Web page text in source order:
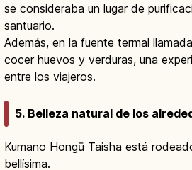
se consideraba un lugar de
santuario.
Además, en la fuente termal
cocer huevos y verduras, una
entre los viajeros.
5. Belleza natural de los
Kumano Hongū Taisha está
bellísima.